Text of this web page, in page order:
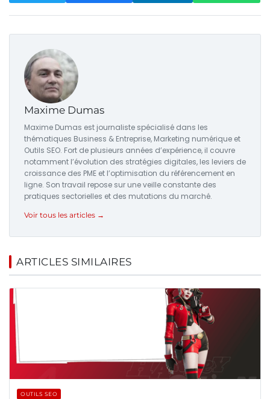
Maxime Dumas
Maxime Dumas est journaliste spécialisé dans les
thématiques Business & Entreprise, Marketing numérique et
Outils SEO. Fort de plusieurs années d’expérience, il couvre
notamment l’évolution des stratégies digitales, les leviers de
croissance des PME et l’optimisation du référencement en
ligne. Son travail repose sur une veille constante des
pratiques sectorielles et des mutations du marché.
Voir tous les articles →
ARTICLES SIMILAIRES
OUTILS SEO